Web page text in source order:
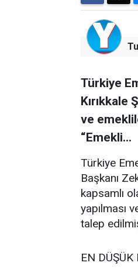
Türkiye
Kırıkkale
ve
“Emekli...
Türkiye
Başkanı
kapsamlı
yapılması
talep
EN